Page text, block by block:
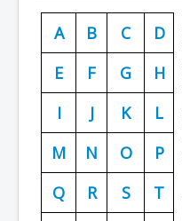
Escadrilles
Organisation
Avions
Formation
Doctrines
Batailles
A B C
D
E
F G
H
I
J K
L
M
N O
P
Q
R S
T